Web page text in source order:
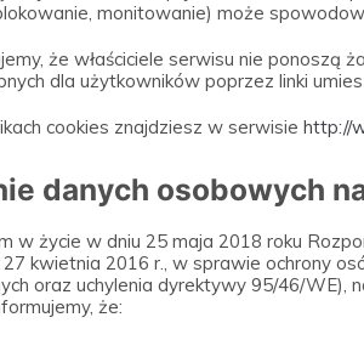
monitowanie) może
że właściciele serwisu nie ponoszą
dla użytkowników poprzez linki
cookies znajdziesz w serwisie http://
danych osobowych
w życie w dniu 25 maja 2018 roku
27 kwietnia 2016 r., w sprawie ochrony
oraz uchylenia dyrektywy 95/46/
że: